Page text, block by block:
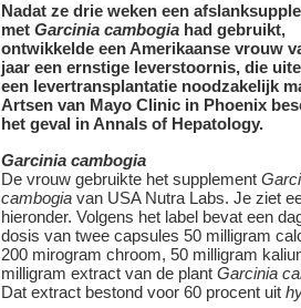
Nadat ze drie weken een
met Garcinia cambogia had gebruikt,
ontwikkelde een Amerikaanse vrouw
jaar een ernstige leverstoornis, die
een levertransplantatie noodzakelijk
Artsen van Mayo Clinic in Phoenix
het geval in Annals of Hepatology.
Garcinia cambogia
De vrouw gebruikte het supplement
cambogia van USA Nutra Labs. Je ziet
hieronder. Volgens het label bevat een
dosis van twee capsules 50 milligram
200 mirogram chroom, 50 milligram
milligram extract van de plant Garcinia
Dat extract bestond voor 60 procent uit